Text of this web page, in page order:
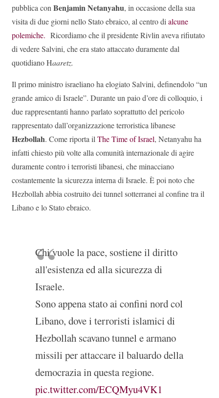
pubblica conBenjamin Netanyahu, in occasione della sua
visita di due giorni nello Stato ebraico, al centro dialcune
polemiche. Ricordiamo che il presidente Rivlin aveva rifiutato
di vedere Salvini, che era stato attaccato duramente dal
quotidiano Haaretz.
Il primo ministro israeliano ha elogiato Salvini, definendolo “un
grande amico di Israele”. Durante un paio d’ore di colloquio, i
due rappresentanti hanno parlato soprattutto del pericolo
rappresentato dall’organizzazione terroristica libanese
Hezbollah. Come riporta ilThe Time of Israel, Netanyahu ha
infatti chiesto più volte alla comunità internazionale di agire
duramente contro i terroristi libanesi, che minacciano
costantemente la sicurezza interna di Israele. È poi noto che
Hezbollah abbia costruito dei tunnel sotterranei al confine tra il
Libano e lo Stato ebraico.
Chi vuole la pace, sostiene il diritto
all'esistenza ed alla sicurezza di
Israele.
Sono appena stato ai confini nord col
Libano, dove i terroristi islamici di
Hezbollah scavano tunnel e armano
missili per attaccare il baluardo della
democrazia in questa regione.
pic.twitter.com/ECQMyu4VK1